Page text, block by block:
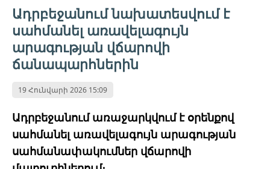
Ադրբեջանում նախատեսվում է
սահմանել առավելագույն
արագության վճարովի
ճանապարհներին
19 Հունվարի 2026 15:09
Ադրբեջանում առաջարկվում է օրենքով
սահմանել առավելագույն արագության
սահմանափակումներ վճարովի